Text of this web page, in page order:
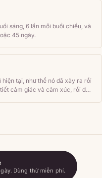
sáng, 6 lần mỗi buổi chiều, và
45 ngày.
tại, như thể nó đã xảy ra rồi
cảm giác và cảm xúc, rồi đọc
Dùng thử miễn phí.